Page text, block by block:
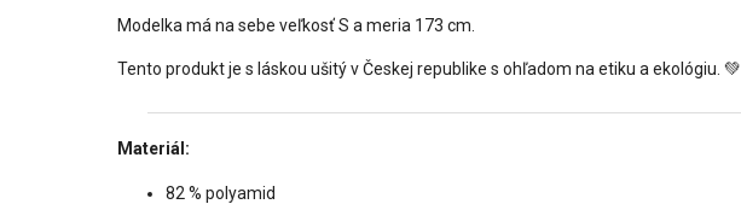
Modelka má na sebe veľkosť S a meria 173 cm.
Tento produkt je s láskou ušitý v Českej republike s ohľadom na etiku a ekológiu. 💚
Materiál:
82 % polyamid